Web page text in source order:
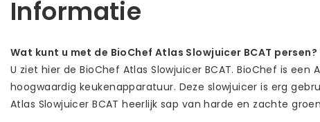
Informatie
Wat kunt u met de BioChef Atlas Slowjuicer BCAT persen?
U ziet hier de BioChef Atlas Slowjuicer BCAT. BioChef is
hoogwaardig keukenapparatuur. Deze slowjuicer is erg
Atlas Slowjuicer BCAT heerlijk sap van harde en zachte